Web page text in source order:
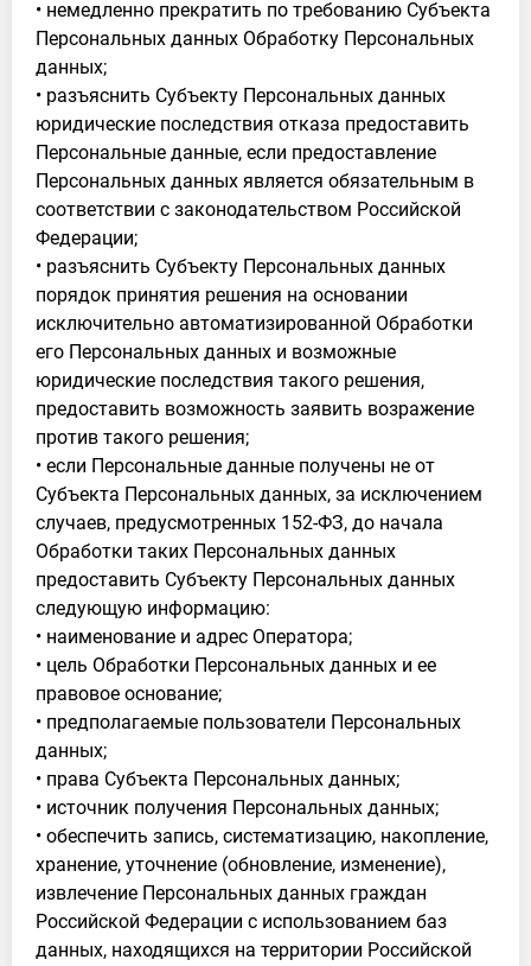
• немедленно прекратить по требованию Субъекта
Персональных данных Обработку Персональных
данных;
• разъяснить Субъекту Персональных данных
юридические последствия отказа предоставить
Персональные данные, если предоставление
Персональных данных является обязательным в
соответствии с законодательством Российской
Федерации;
• разъяснить Субъекту Персональных данных
порядок принятия решения на основании
исключительно автоматизированной Обработки
его Персональных данных и возможные
юридические последствия такого решения,
предоставить возможность заявить возражение
против такого решения;
• если Персональные данные получены не от
Субъекта Персональных данных, за исключением
случаев, предусмотренных 152-ФЗ, до начала
Обработки таких Персональных данных
предоставить Субъекту Персональных данных
следующую информацию:
• наименование и адрес Оператора;
• цель Обработки Персональных данных и ее
правовое основание;
• предполагаемые пользователи Персональных
данных;
• права Субъекта Персональных данных;
• источник получения Персональных данных;
• обеспечить запись, систематизацию, накопление,
хранение, уточнение (обновление, изменение),
извлечение Персональных данных граждан
Российской Федерации с использованием баз
данных, находящихся на территории Российской